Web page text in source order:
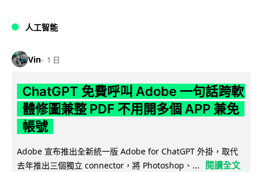
人工智能
Vin 1 日
ChatGPT 免費呼叫 Adobe 一句話跨軟
體修圖兼整 PDF 不用開多個 APP 兼免
帳號
Adobe 宣布推出全新統一版 Adobe for ChatGPT 外掛，取代
去年推出三個獨立 connector，將 Photoshop、...
閱讀全文